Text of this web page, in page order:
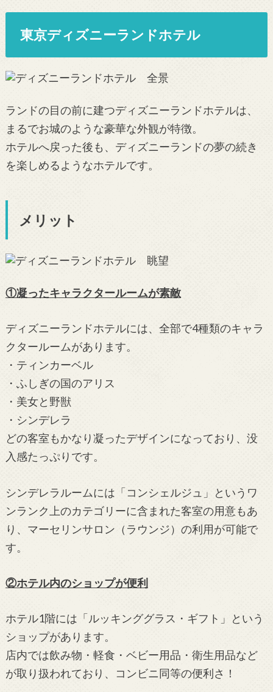
東京ディズニーランドホテル
ランドの目の前に建つディズニーランドホテルは、
まるでお城のような豪華な外観が特徴。
ホテルへ戻った後も、ディズニーランドの夢の続き
を楽しめるようなホテルです。
メリット
①凝ったキャラクタールームが素敵
ディズニーランドホテルには、全部で4種類のキャラ
クタールームがあります。
・ティンカーベル
・ふしぎの国のアリス
・美女と野獣
・シンデレラ
どの客室もかなり凝ったデザインになっており、没
入感たっぷりです。
シンデレラルームには「コンシェルジュ」というワ
ンランク上のカテゴリーに含まれた客室の用意もあ
り、マーセリンサロン（ラウンジ）の利用が可能で
す。
②ホテル内のショップが便利
ホテル1階には「ルッキンググラス・ギフト」という
ショップがあります。
店内では飲み物・軽食・ベビー用品・衛生用品など
が取り扱われており、コンビニ同等の便利さ！